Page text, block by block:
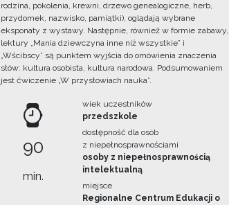
rodzina, pokolenia, krewni, drzewo genealogiczne, herb,
przydomek, nazwisko, pamiątki), oglądają wybrane
eksponaty z wystawy. Następnie, również w formie zabawy,
lektury „Mania dziewczyna inne niż wszystkie” i
„Wścibscy” są punktem wyjścia do omówienia znaczenia
słów: kultura osobista, kultura narodowa. Podsumowaniem
jest ćwiczenie „W przysłowiach nauka”.
90
min.
wiek uczestników
przedszkole
dostępność dla osób
z niepełnosprawnościami
osoby z niepełnosprawnością
intelektualną
miejsce
Regionalne Centrum Edukacji o